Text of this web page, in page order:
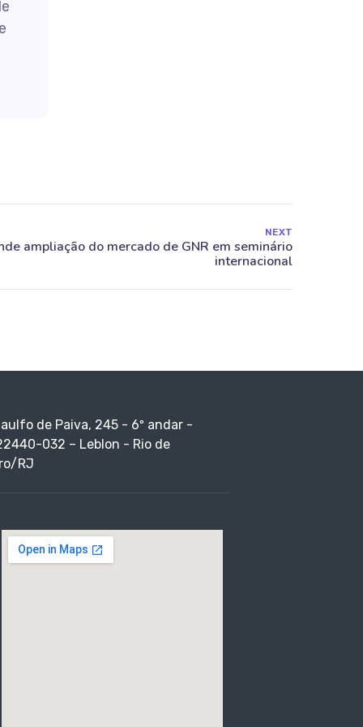
NEXT
de Paiva, 245 - 6º andar -
032 – Leblon - Rio de
RJ